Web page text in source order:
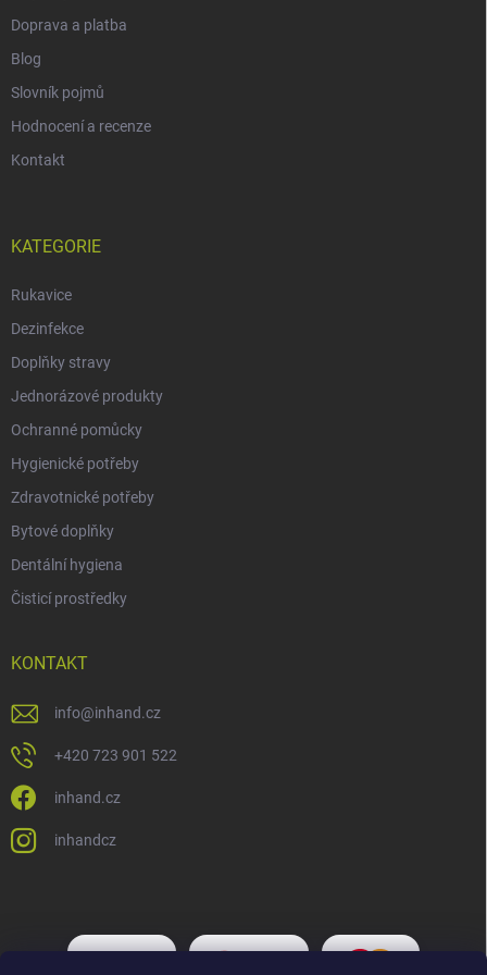
Doprava a platba
Blog
Slovník pojmů
Hodnocení a recenze
Kontakt
KATEGORIE
Rukavice
Dezinfekce
Doplňky stravy
Jednorázové produkty
Ochranné pomůcky
Hygienické potřeby
Zdravotnické potřeby
Bytové doplňky
Dentální hygiena
Čisticí prostředky
KONTAKT
info@inhand.cz
+420 723 901 522
inhand.cz
inhandcz